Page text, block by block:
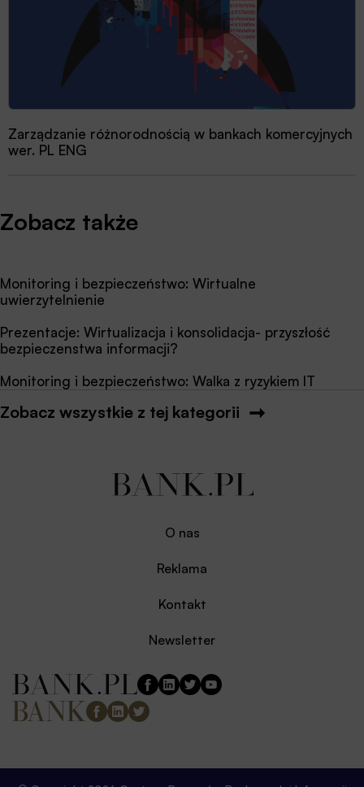
Zarządzanie różnorodnością w bankach komercyjnych
wer. PL ENG
Zobacz także
Monitoring i bezpieczeństwo: Wirtualne
uwierzytelnienie
Prezentacje: Wirtualizacja i konsolidacja- przyszłość
bezpieczenstwa informacji?
Monitoring i bezpieczeństwo: Walka z ryzykiem IT
Zobacz wszystkie z tej kategorii
O nas
Reklama
Kontakt
Newsletter